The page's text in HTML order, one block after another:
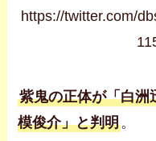
https://twitter.com/
紫鬼の正体が「白洲
模俊介」と判明。